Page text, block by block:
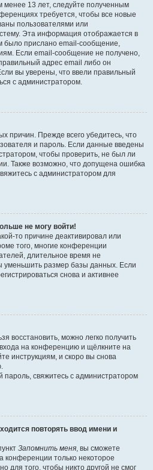
менее 13 лет, следуйте полученным
требуется, чтобы все новые
пользователями или
Эта информация отображается в
было прислано email-сообщение,
Если email-сообщение не получено,
адрес email либо он
вы уверены, что ввели правильный
с администратором.
причин. Прежде всего убедитесь, что
и пароль. Если данные введены
чтобы проверить, не был ли
Также возможно, что допущена ошибка
с администратором для
не могу войти!
то причине деактивировал или
того, многие конференции
длительное время не
размер базы данных. Если
снова и активнее
восстановить, можно легко получить
на конференцию и щёлкните на
инструкциям, и скоро вы снова
пароль, свяжитесь с администратором
повторять ввод имени и
Запомнить меня, вы сможете
конференции только некоторое
для того, чтобы никто другой не смог